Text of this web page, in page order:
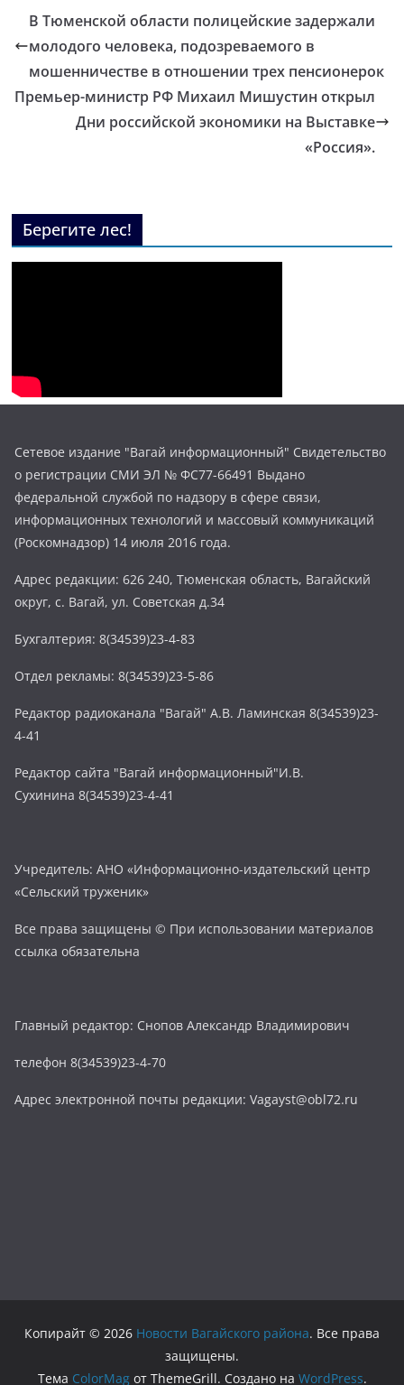
В Тюменской области полицейские задержали
молодого человека, подозреваемого в
мошенничестве в отношении трех пенсионерок
Премьер-министр РФ Михаил Мишустин открыл
Дни российской экономики на Выставке
«Россия».
Берегите лес!
Сетевое издание "Вагай информационный" Свидетельство
о регистрации СМИ ЭЛ № ФС77-66491 Выдано
федеральной службой по надзору в сфере связи,
информационных технологий и массовый коммуникаций
(Роскомнадзор) 14 июля 2016 года.
Адрес редакции: 626 240, Тюменская область, Вагайский
округ, с. Вагай, ул. Советская д.34
Бухгалтерия: 8(34539)23-4-83
Отдел рекламы: 8(34539)23-5-86
Редактор радиоканала "Вагай" А.В. Ламинская 8(34539)23-
4-41
Редактор сайта "Вагай информационный"И.В.
Сухинина 8(34539)23-4-41
Учредитель: АНО «Информационно-издательский центр
«Сельский труженик»
Все права защищены © При использовании материалов
ссылка обязательна
Главный редактор: Снопов Александр Владимирович
телефон 8(34539)23-4-70
Адрес электронной почты редакции: Vagayst@obl72.ru
Копирайт © 2026 Новости Вагайского района. Все права
защищены.
Тема ColorMagот ThemeGrill. Создано на WordPress.